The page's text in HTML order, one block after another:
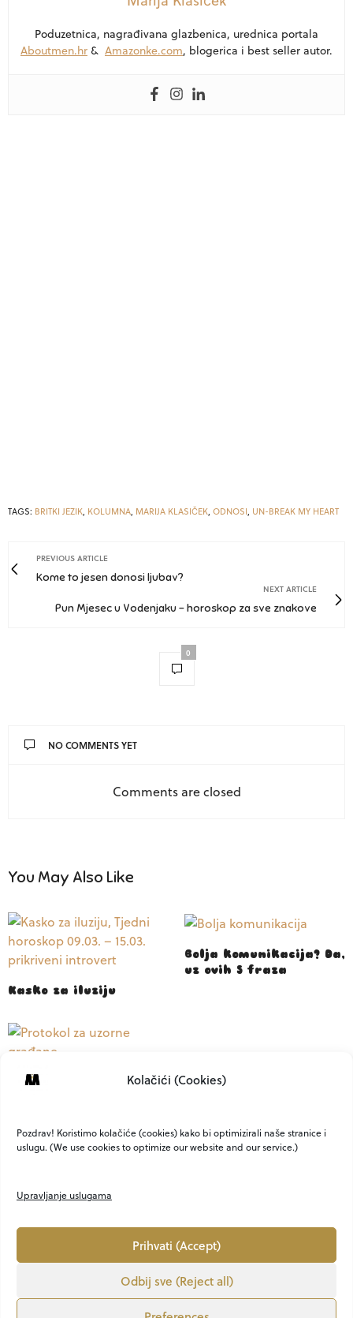
Kolačići (Cookies)
Pozdrav! Koristimo kolačiće (cookies) kako bi optimizirali naše stranice i
uslugu. (We use cookies to optimize our website and our service.)
Upravljanje uslugama
Prihvati (Accept)
Odbij sve (Reject all)
Poduzetnica, nagrađivana glazbenica, urednica portala
Aboutmen.hr & Amazonke.com, blogerica i best seller autor.
TAGS: BRITKI JEZIK, KOLUMNA, MARIJA KLASIČEK, ODNOSI, UN-BREAK MY HEART
PREVIOUS ARTICLE
Kome to jesen donosi ljubav?
NEXT ARTICLE
Pun Mjesec u Vodenjaku - horoskop za sve znakove
0
NO COMMENTS YET
Comments are closed
You May Also Like
Kasko za iluziju
Bolja komunikacija? Da,
uz ovih 5 fraza
Protokol za uzorne
MARKETING PRIVATNOST